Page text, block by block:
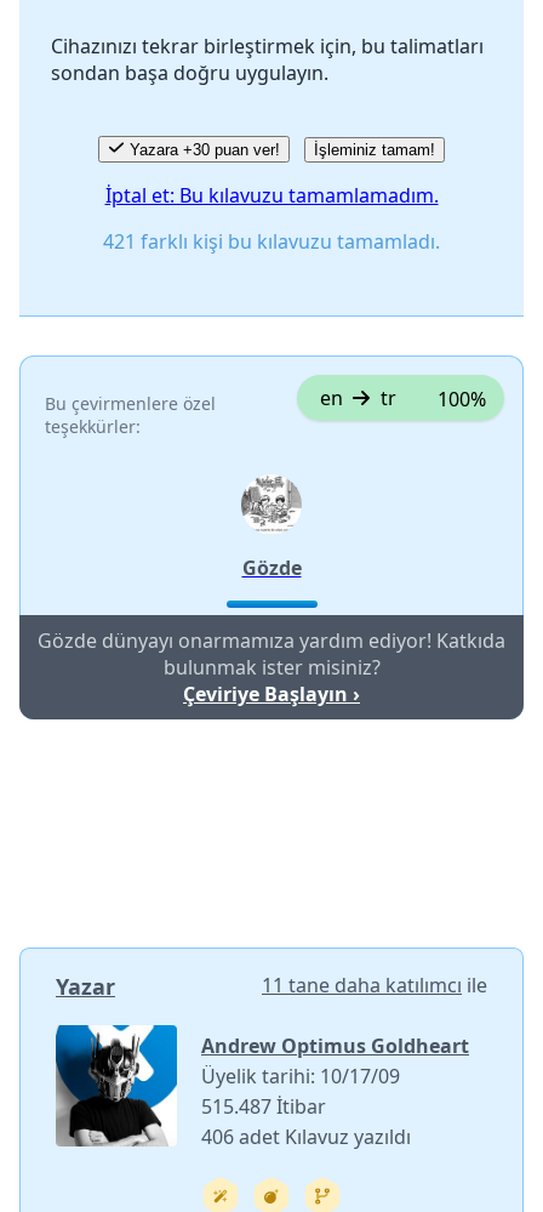
İptal
Cihazınızı tekrar birleştirmek için, bu talimatları
sondan başa doğru uygulayın.
Yazara +30 puan ver! İşleminiz tamam!
İptal et: Bu kılavuzu tamamlamadım.
421 farklı kişi bu kılavuzu tamamladı.
Bu çevirmenlere özel
teşekkürler:
en tr 100%
Gözde
Gözde dünyayı onarmamıza yardım ediyor! Katkıda
bulunmak ister misiniz?
Çeviriye Başlayın ›
Yazar 11 tane daha katılımcı ile
Andrew Optimus Goldheart
Üyelik tarihi: 10/17/09
515.487 İtibar
406 adet Kılavuz yazıldı